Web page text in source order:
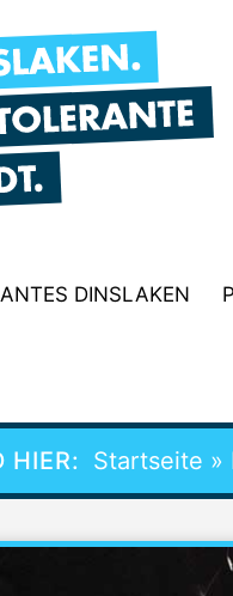
DINSLAKEN
HIER: Startseite »